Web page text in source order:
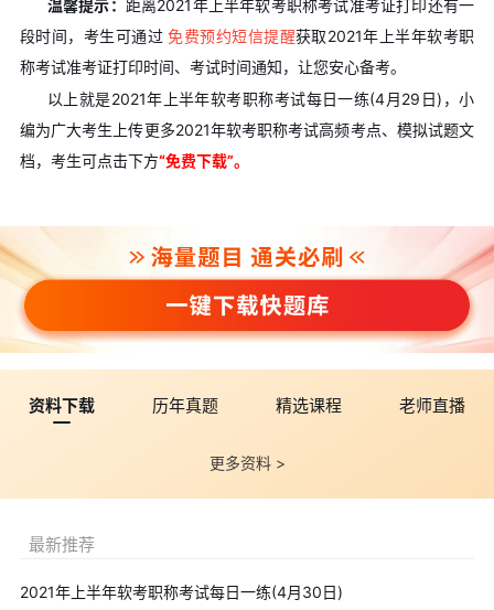
温馨提示： 距离2021年上半年软考职称考试准考证打印还有一
段时间，考生可通过 免费预约短信提醒获取2021年上半年软考职
称考试准考证打印时间、考试时间通知，让您安心备考。
以上就是2021年上半年软考职称考试每日一练(4月29日)，小
编为广大考生上传更多2021年软考职称考试高频考点、模拟试题文
档，考生可点击下方“免费下载”。
资料下载 历年真题 精选课程 老师直播
更多资料 >
最新推荐
2021年上半年软考职称考试每日一练(4月30日)